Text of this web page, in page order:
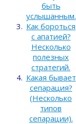
быть
услышанным.
Как бороться
с апатией?
Несколько
полезных
стратегий.
Какая бывает
сепарация?
(Несколько
типов
сепарации).